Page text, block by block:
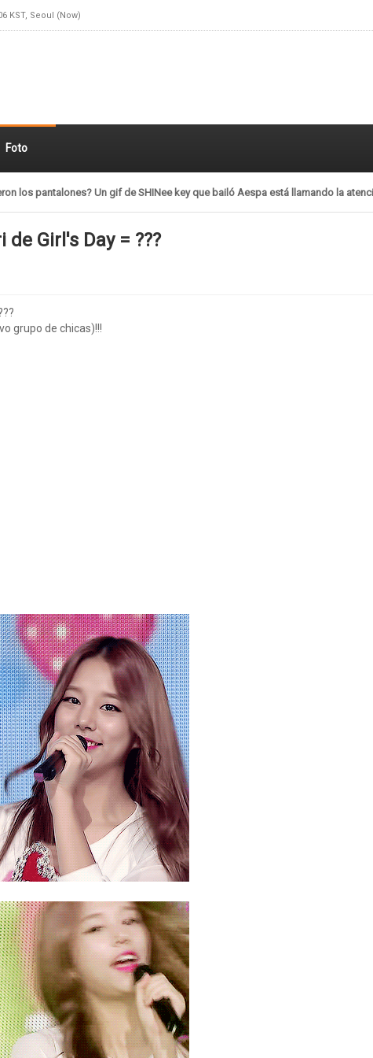
KST, Seoul (Now)
Foto
está llamando la atención. July 28, 2021
Girl's Day = ???
grupo de chicas)!!!